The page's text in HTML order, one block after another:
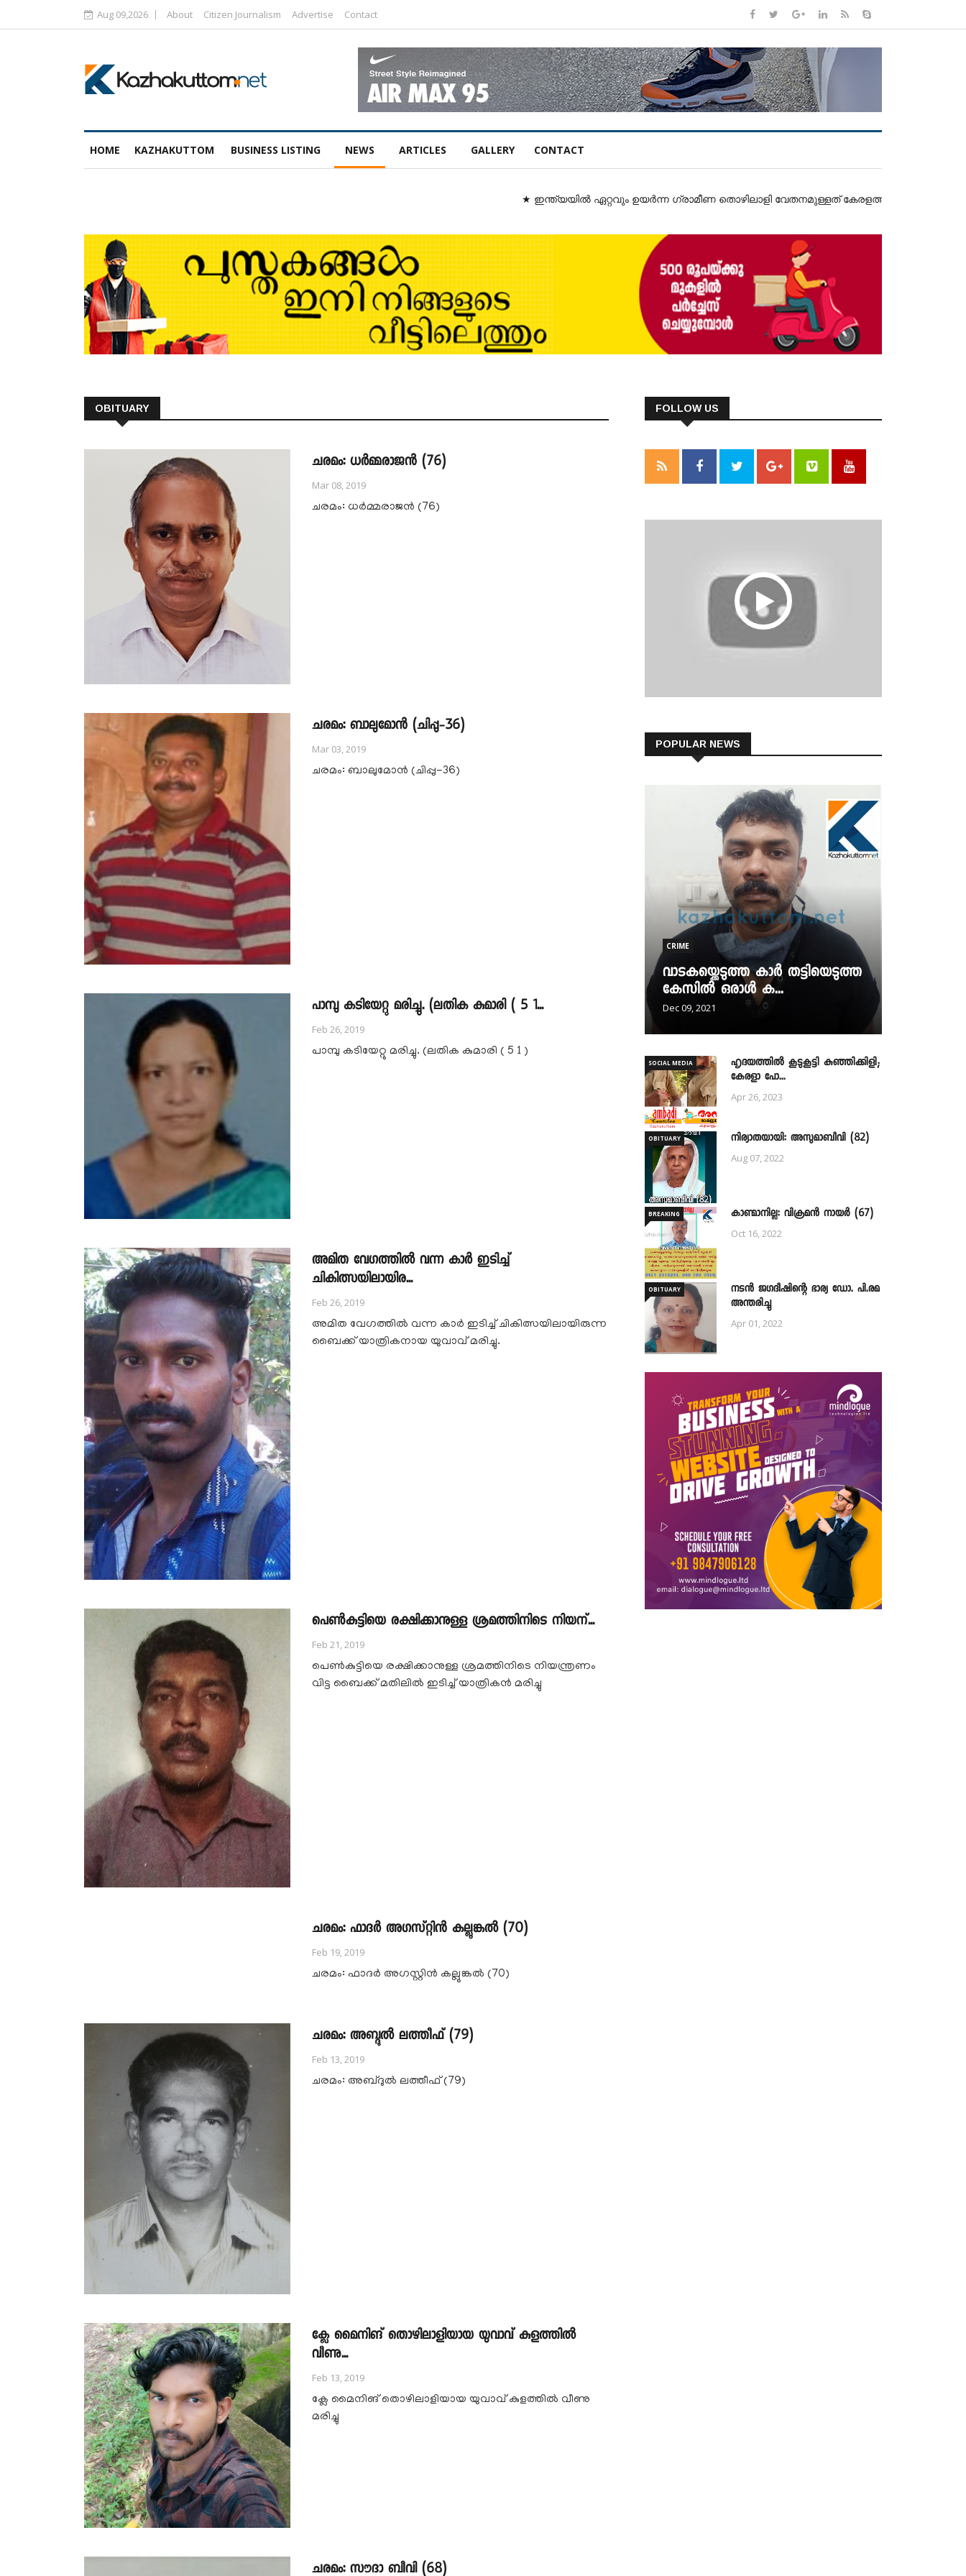
Aug 09,2026 About Citizen Journalism Advertise Contact
HOME KAZHAKUTTOM BUSINESS LISTING NEWS ARTICLES GALLERY CONTACT
★ ഇന്ത്യയിൽ ഏറ്റവും ഉയർന്ന ഗ്രാമീണ തൊഴിലാളി വേതനമുള്ളത് കേരളത്തിലെന്ന് റിസർവ് ബാങ്ക് ഓഫ്
OBITUARY
ചരമം: ധർമ്മരാജൻ (76)
Mar 08, 2019
ചരമം: ധർമ്മരാജൻ (76)
ചരമം: ബാലുമോൻ (ചിപ്പു-36)
Mar 03, 2019
ചരമം: ബാലുമോൻ (ചിപ്പു-36)
പാമ്പു കടിയേറ്റു മരിച്ചു. (ലതിക കുമാരി ( 5 1...
Feb 26, 2019
പാമ്പു കടിയേറ്റു മരിച്ചു. (ലതിക കുമാരി ( 5 1 )
അമിത വേഗത്തിൽ വന്ന കാർ ഇടിച്ച്
ചികിത്സയിലായിര...
Feb 26, 2019
അമിത വേഗത്തിൽ വന്ന കാർ ഇടിച്ച് ചികിത്സയിലായിരുന്ന
ബൈക്ക് യാത്രികനായ യുവാവ് മരിച്ചു.
പെൺകുട്ടിയെ രക്ഷിക്കാനുള്ള ശ്രമത്തിനിടെ നിയന്...
Feb 21, 2019
പെൺകുട്ടിയെ രക്ഷിക്കാനുള്ള ശ്രമത്തിനിടെ നിയന്ത്രണം
വിട്ട ബൈക്ക് മതിലിൽ ഇടിച്ച് യാത്രികൻ മരിച്ചു
ചരമം: ഫാദർ അഗസ്റ്റിൻ കല്ലുങ്കൽ (70)
Feb 19, 2019
ചരമം: ഫാദർ അഗസ്റ്റിൻ കല്ലുങ്കൽ (70)
ചരമം: അബ്ദുൽ ലത്തീഫ് (79)
Feb 13, 2019
ചരമം: അബ്ദുൽ ലത്തീഫ് (79)
ക്ലേ മൈനിങ് തൊഴിലാളിയായ യുവാവ് കുളത്തിൽ
വീണു...
Feb 13, 2019
ക്ലേ മൈനിങ് തൊഴിലാളിയായ യുവാവ് കുളത്തിൽ വീണു
മരിച്ചു
ചരമം: സൗദാ ബീവി (68)
FOLLOW US
POPULAR NEWS
CRIME
വാടകയ്ക്കെടുത്ത കാർ തട്ടിയെടുത്ത
കേസിൽ ഒരാൾ ക...
Dec 09, 2021
SOCIAL MEDIA
ഹൃദയത്തില്‍ കൂടുകൂട്ടി കുഞ്ഞിക്കിളി;
കേരളാ പോ...
Apr 26, 2023
OBITUARY നിര്യാതയായി: അസുമാബീവി (82)
Aug 07, 2022
BREAKING കാണ്മാനില്ല: വിക്രമൻ നായർ (67)
Oct 16, 2022
OBITUARY
നടൻ ജഗദീഷിന്റെ ഭാര്യ ഡോ. പി.രമ
അന്തരിച്ചു
Apr 01, 2022